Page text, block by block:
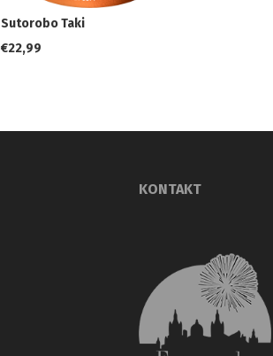
Sutorobo Taki
€22,99
KONTAKT